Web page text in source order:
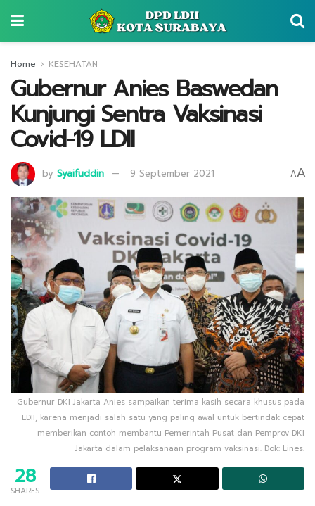
Home KESEHATAN
Gubernur Anies Baswedan
Kunjungi Sentra Vaksinasi
Covid-19 LDII
by Syaifuddin 9 September 2021 AA
Gubernur DKI Jakarta Anies sampaikan terima kasih secara khusus pada
LDII, karena menjadi salah satu yang paling awal untuk bertindak cepat
memberikan contoh membantu Pemerintah Pusat dan Pemprov DKI
Jakarta dalam pelaksanaan program vaksinasi. Dok: Lines.
28
SHARES